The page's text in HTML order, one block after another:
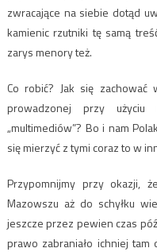
zwracające na siebie dotąd
kamienic rzutniki tę samą
zarys menory też.
Co robić? Jak się zachować
prowadzonej przy użyciu
„multimediów”? Bo i nam
się mierzyć z tymi coraz to w
Przypomnijmy przy okazji,
Mazowszu aż do schyłku
jeszcze przez pewien czas
prawo zabraniało ichniej